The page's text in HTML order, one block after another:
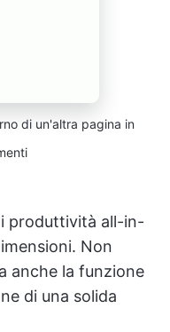
di un'altra pagina in
produttività all-in-
Non
anche la funzione
di una solida